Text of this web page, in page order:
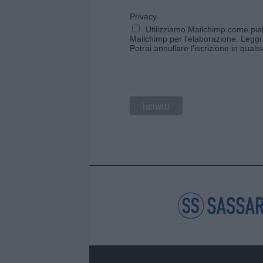
Privacy
Utilizziamo Mailchimp come
Mailchimp per l'elaborazione.
Potrai annullare l'iscrizione in